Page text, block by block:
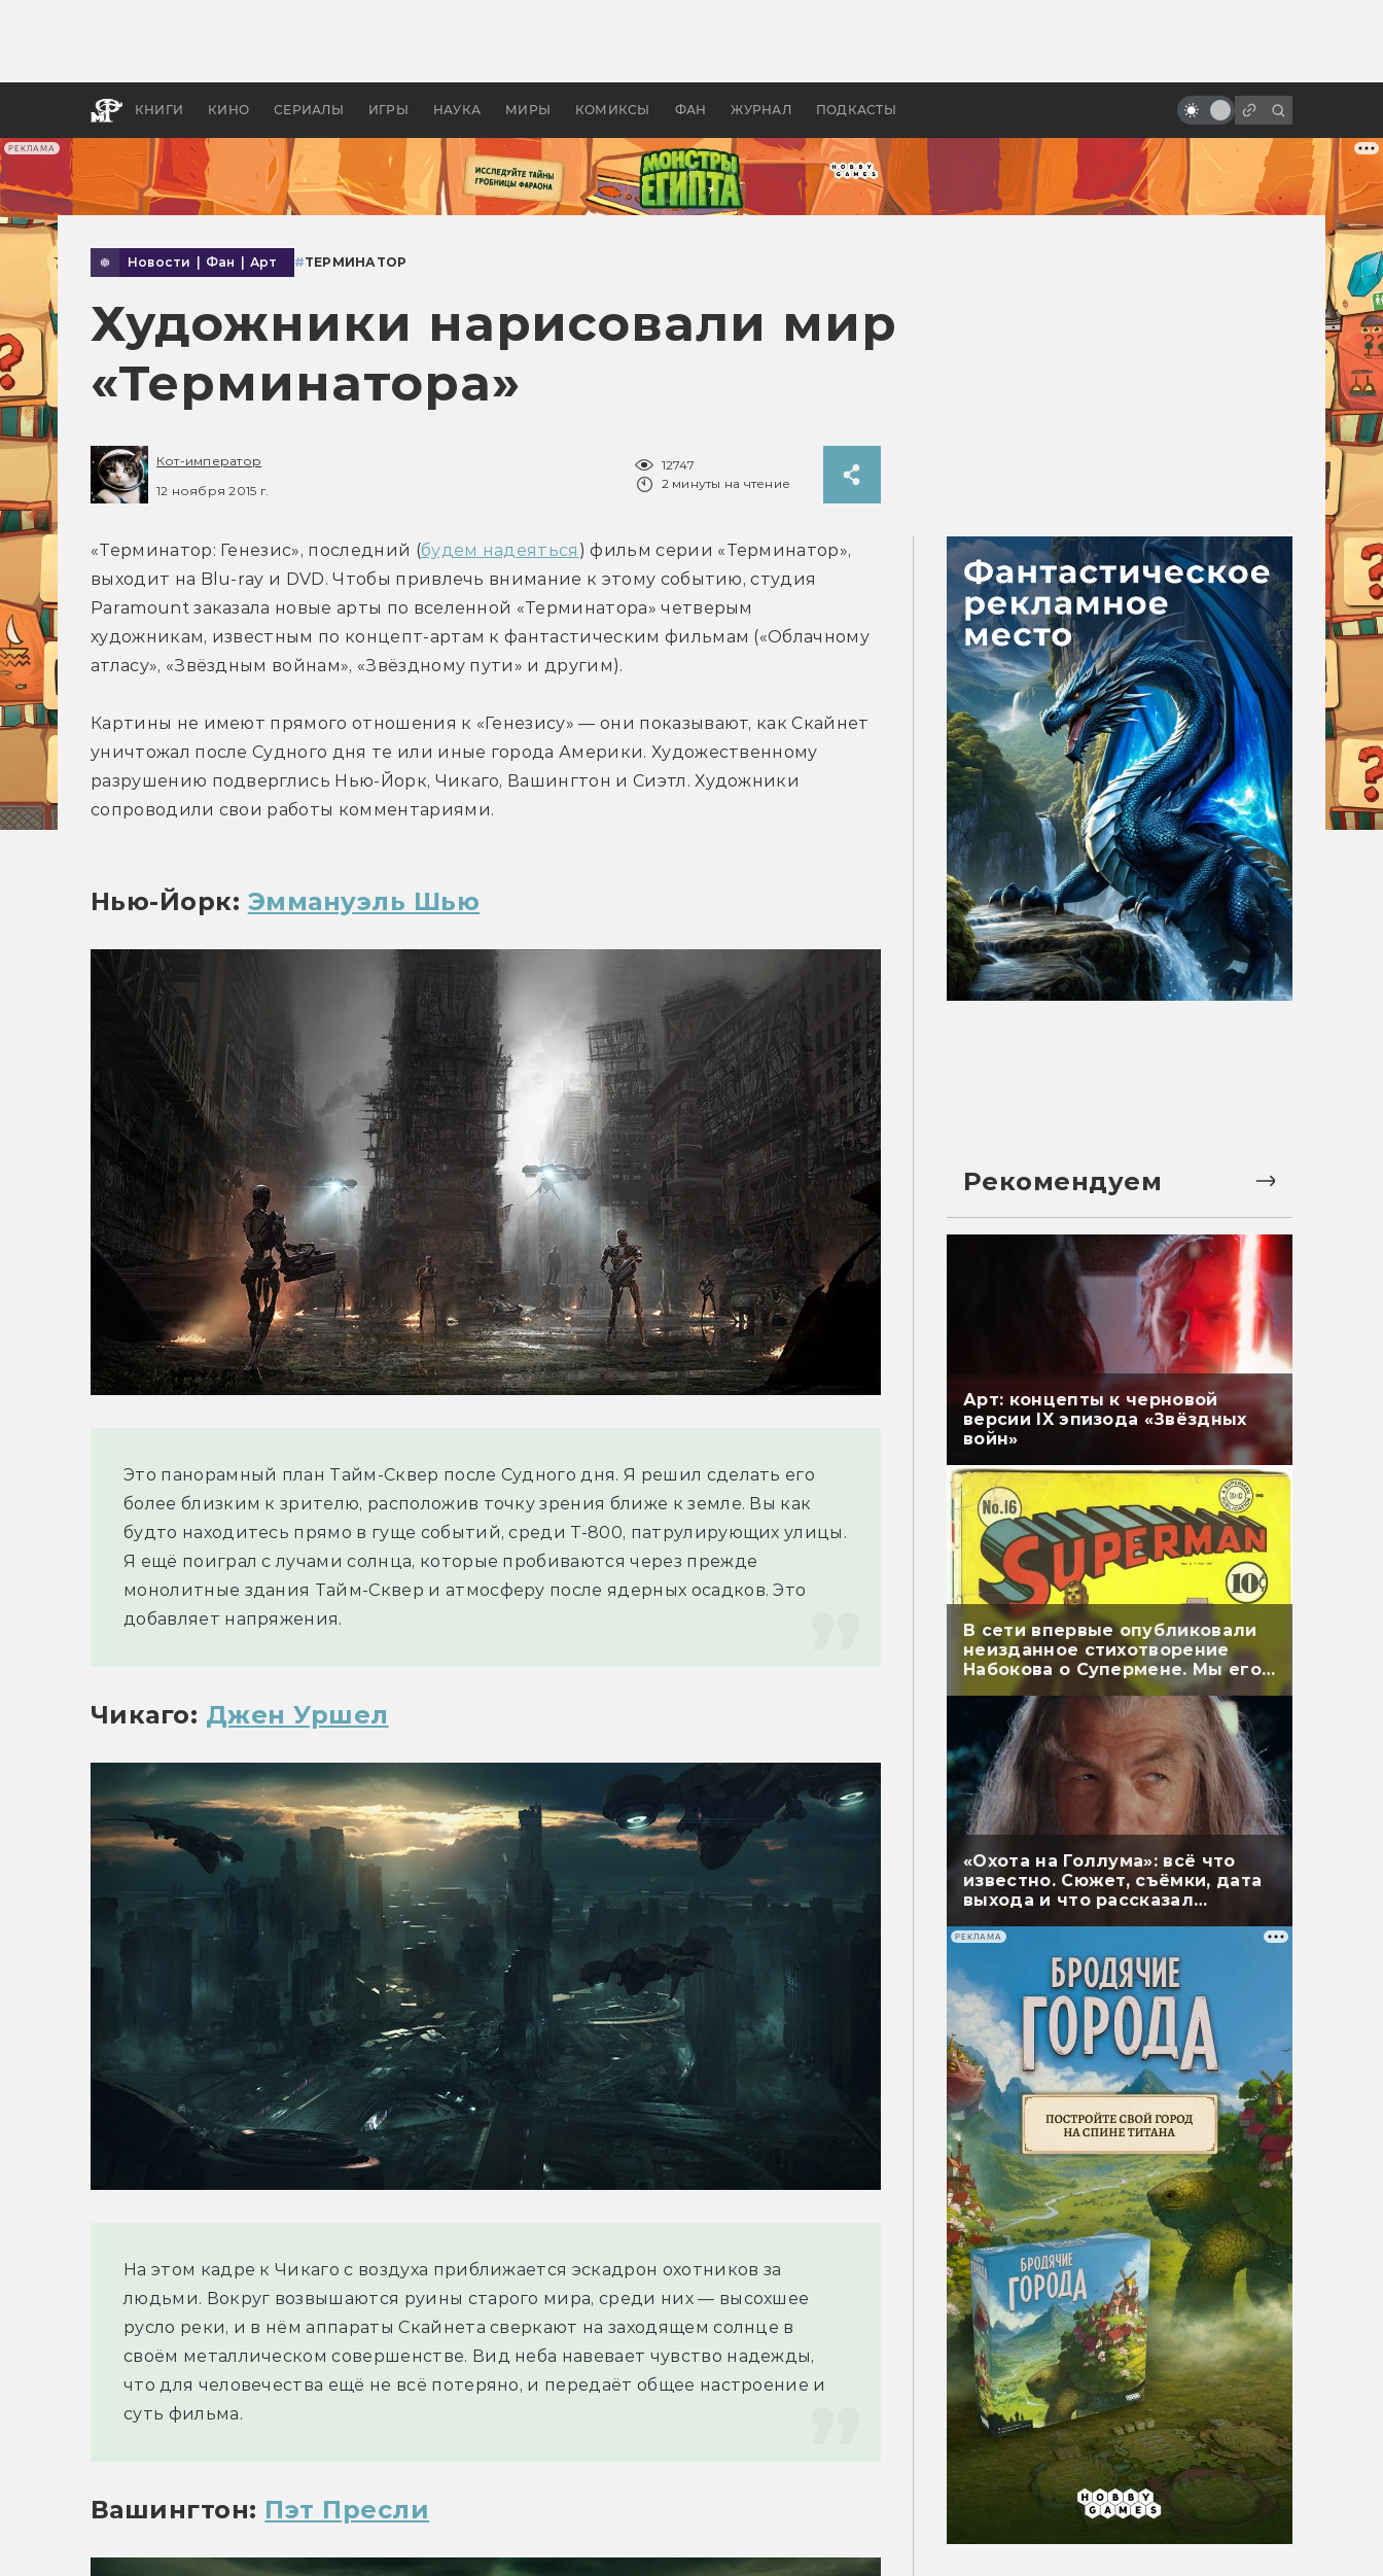
РЕКЛАМА
КНИГИ КИНО СЕРИАЛЫ ИГРЫ НАУКА МИРЫ КОМИКСЫ ФАН ЖУРНАЛ ПОДКАСТЫ
апокалипсис, в России —
бы «Властелина колец»
открылась дверь в Средиземье
Новости Фан Арт #ТЕРМИНАТОР
Художники нарисовали мир
«Терминатора»
Кот-император
12 ноября 2015 г.
12747
2 минуты на чтение
«Терминатор: Генезис», последний (будем надеяться ) фильм серии «Терминатор»,
выходит на Blu-ray и DVD. Чтобы привлечь внимание к этому событию, студия
Paramount заказала новые арты по вселенной «Терминатора» четверым
художникам, известным по концепт-артам к фантастическим фильмам («Облачному
атласу», «Звёздным войнам», «Звёздному пути» и другим).
Картины не имеют прямого отношения к «Генезису» — они показывают, как Скайнет
уничтожал после Судного дня те или иные города Америки. Художественному
разрушению подверглись Нью-Йорк, Чикаго, Вашингтон и Сиэтл. Художники
сопроводили свои работы комментариями.
Нью-Йорк: Эммануэль Шью
Это панорамный план Тайм-Сквер после Судного дня. Я решил сделать его
более близким к зрителю, расположив точку зрения ближе к земле. Вы как
будто находитесь прямо в гуще событий, среди Т-800, патрулирующих улицы.
Я ещё поиграл с лучами солнца, которые пробиваются через прежде
монолитные здания Тайм-Сквер и атмосферу после ядерных осадков. Это
добавляет напряжения.
Чикаго: Джен Уршел
На этом кадре к Чикаго с воздуха приближается эскадрон охотников за
людьми. Вокруг возвышаются руины старого мира, среди них — высохшее
русло реки, и в нём аппараты Скайнета сверкают на заходящем солнце в
своём металлическом совершенстве. Вид неба навевает чувство надежды,
что для человечества ещё не всё потеряно, и передаёт общее настроение и
суть фильма.
Вашингтон: Пэт Пресли
Рекомендуем
Арт: концепты к черновой
версии IX эпизода «Звёздных
войн»
В сети впервые опубликовали
неизданное стихотворение
Набокова о Супермене. Мы его
перевели
«Охота на Голлума»: всё что
известно. Сюжет, съёмки, дата
выхода и что рассказал
РЕКЛАМА